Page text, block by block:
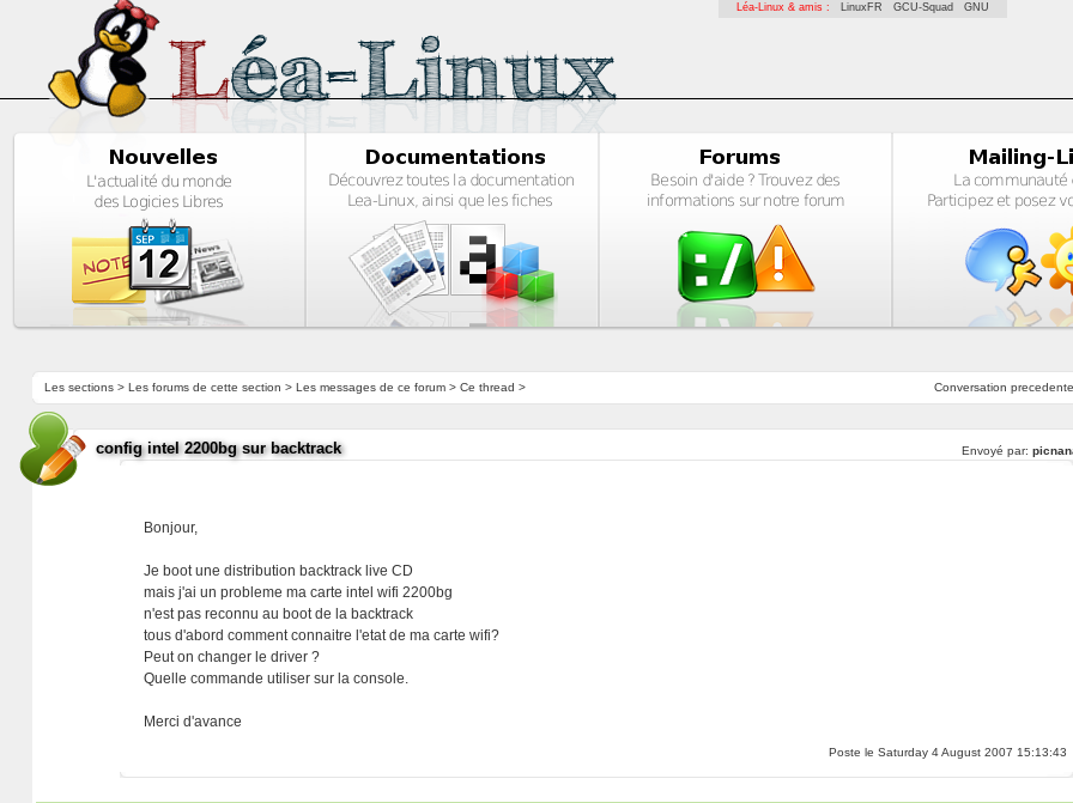
Léa-Linux & amis : LinuxFR GCU-Squad GNU
Conversation precedente
Les sections> Les forums de cette section > Les messages de ce forum> Ce thread >
config intel 2200bg sur backtrack Envoyé par:
Bonjour,
Je boot une distribution backtrack live CD
mais j'ai un probleme ma carte intel wifi 2200bg
n'est pas reconnu au boot de la backtrack
tous d'abord comment connaitre l'etat de ma carte wifi?
Peut on changer le driver ?
Quelle commande utiliser sur la console.
Merci d'avance
Poste le Saturday 4 August 2007 15:13:43